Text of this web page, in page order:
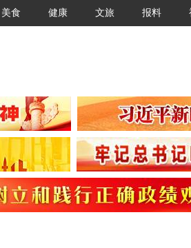
美食 健康 文旅 报料